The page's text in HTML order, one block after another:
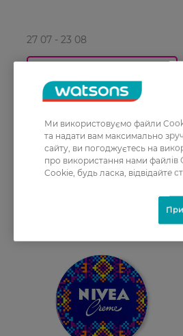
27 07 - 23 08
Крем для тіла Dove
109,99 ГРН
87,99 ГРН
Ми використовуємо файли
та надати вам максимально
сайту, ви погоджуєтесь на
про використання нами файлів
Cookie, будь ласка, відвідайте